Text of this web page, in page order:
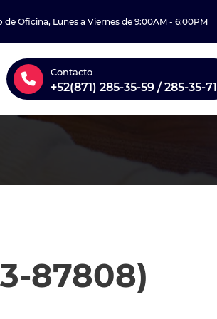
de Oficina, Lunes a Viernes de 9:00AM - 6:00PM
Contacto
+52(871) 285-35-59 / 285-35-71
87808)